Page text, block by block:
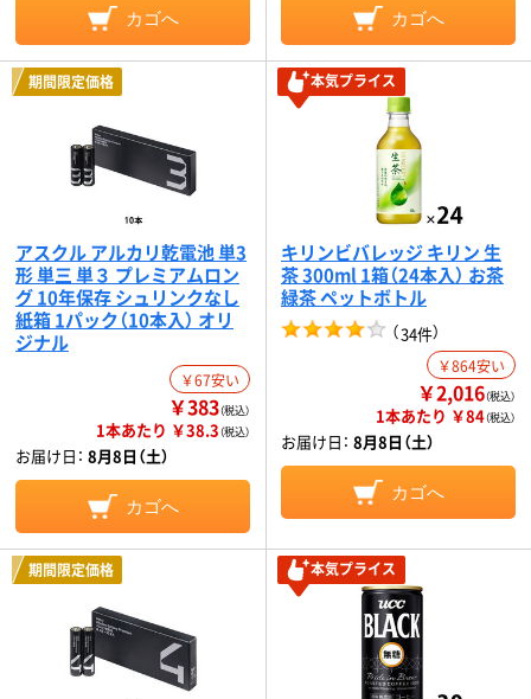
カゴへ カゴへ
期間限定価格
アスクル アルカリ乾電池 単3
形 単三 単３ プレミアムロン
グ 10年保存 シュリンクなし
紙箱 1パック（10本入） オリ
ジナル
￥67安い
￥383（税込）
1本あたり ￥38.3（税込）
お届け日： 8月8日（土）
カゴへ
本気プライス
キリンビバレッジ キリン 生
茶 300ml 1箱（24本入） お茶
緑茶 ペットボトル
（34件）
￥864安い
￥2,016（税込）
1本あたり ￥84（税込）
お届け日： 8月8日（土）
カゴへ
期間限定価格 本気プライス